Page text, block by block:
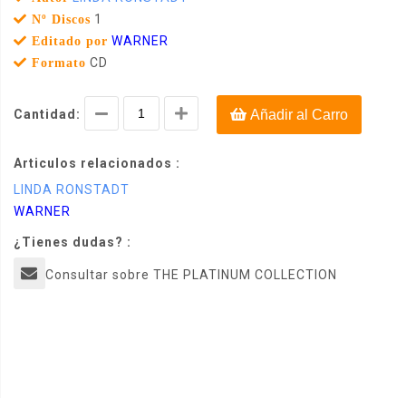
Nº Discos 1
Editado por WARNER
Formato CD
Cantidad: Añadir al Carro
Articulos relacionados :
LINDA RONSTADT
WARNER
¿Tienes dudas? :
Consultar sobre THE PLATINUM COLLECTION